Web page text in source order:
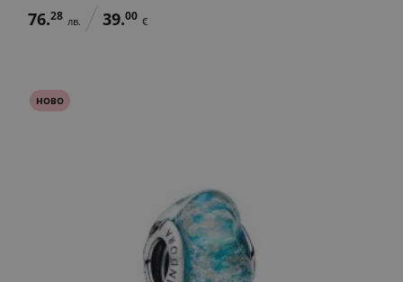
76.28 лв. 39.00 €
НОВО